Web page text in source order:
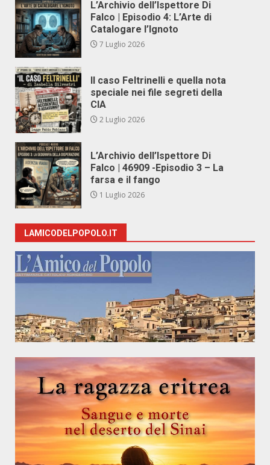
L’Archivio dell’Ispettore Di
Falco | Episodio 4: L’Arte di
Catalogare l’Ignoto
7 Luglio 2026
Il caso Feltrinelli e quella nota
speciale nei file segreti della
CIA
2 Luglio 2026
L’Archivio dell’Ispettore Di
Falco | 46909 -Episodio 3 – La
farsa e il fango
1 Luglio 2026
LAMICODELPOPOLO.IT